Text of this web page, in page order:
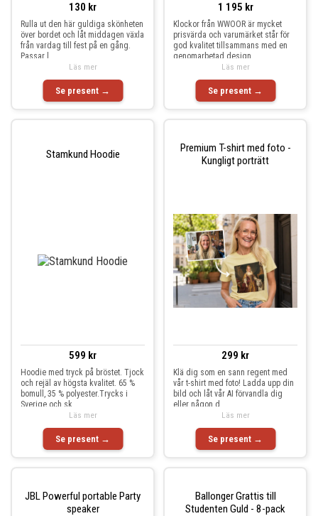
130 kr
Rulla ut den här guldiga skönheten
över bordet och låt middagen växla
från vardag till fest på en gång.
Passar l
Se present →
Läs mer
1 195 kr
Klockor från WWOOR är mycket
prisvärda och varumärket står för
god kvalitet tillsammans med en
genomarbetad design
Se present →
Läs mer
Stamkund Hoodie
599 kr
Hoodie med tryck på bröstet. Tjock
och rejäl av högsta kvalitet. 65 %
bomull, 35 % polyester.Trycks i
Sverige och sk
Se present →
Läs mer
Premium T-shirt med foto -
Kungligt porträtt
299 kr
Klä dig som en sann regent med
vår t-shirt med foto! Ladda upp din
bild och låt vår AI förvandla dig
eller någon d
Se present →
Läs mer
JBL Powerful portable Party
speaker
Ballonger Grattis till
Studenten Guld - 8-pack